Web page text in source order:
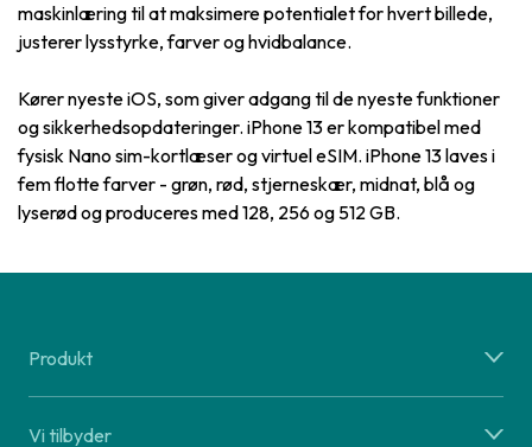
maskinlæring til at maksimere potentialet for hvert billede,
justerer lysstyrke, farver og hvidbalance.
Kører nyeste iOS, som giver adgang til de nyeste funktioner
og sikkerhedsopdateringer. iPhone 13 er kompatibel med
fysisk Nano sim-kortlæser og virtuel eSIM. iPhone 13 laves i
fem flotte farver - grøn, rød, stjerneskær, midnat, blå og
lyserød og produceres med 128, 256 og 512 GB.
Produkt
Vi tilbyder